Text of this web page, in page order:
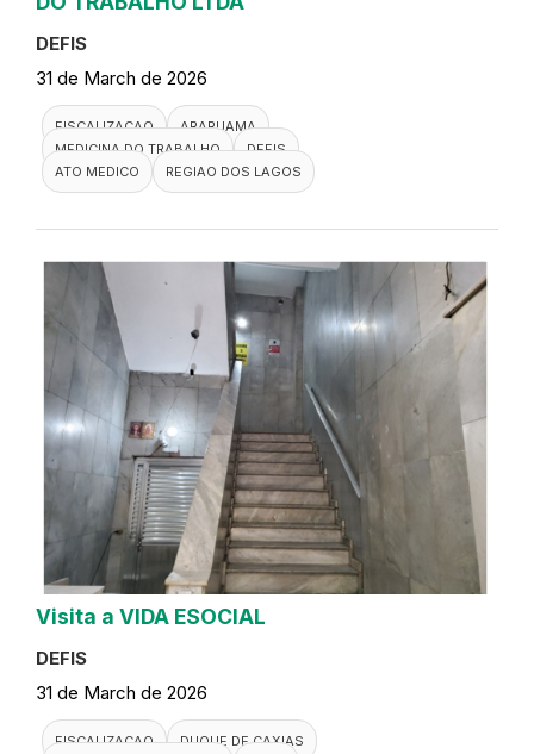
DEFIS
31 de March de 2026
FISCALIZACAO
ARARUAMA
MEDICINA DO TRABALHO
DEFIS
ATO MEDICO
REGIAO DOS LAGOS
Visita a VIDA ESOCIAL
DEFIS
31 de March de 2026
FISCALIZACAO
DUQUE DE CAXIAS